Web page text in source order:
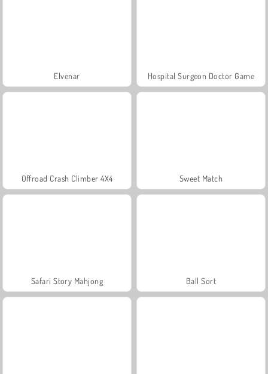
Elvenar Hospital Surgeon Doctor Game
Offroad Crash Climber 4X4 Sweet Match
Safari Story Mahjong Ball Sort